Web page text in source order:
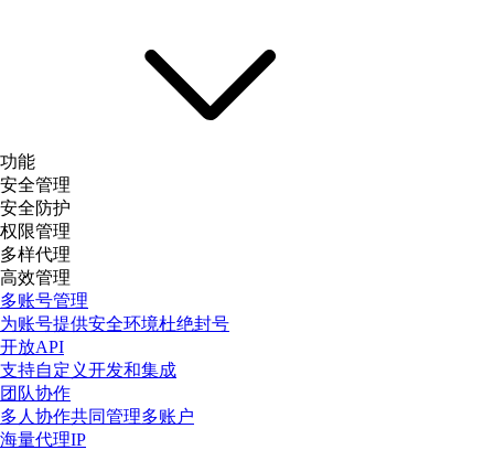
功能
安全管理
安全防护
权限管理
多样代理
高效管理
多账号管理
为账号提供安全环境杜绝封号
开放API
支持自定义开发和集成
团队协作
多人协作共同管理多账户
海量代理IP